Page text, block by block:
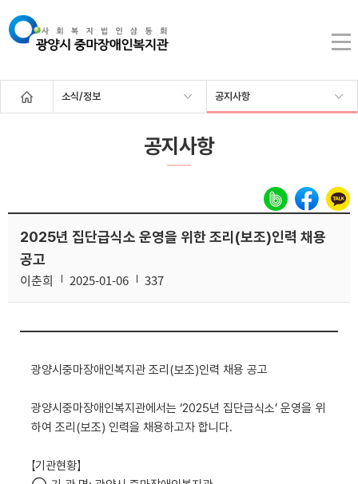
소식/정보 공지사항
공지사항
2025년 집단급식소 운영을 위한 조리(보조)인력 채용
공고
이춘희 2025-01-06 337
광양시중마장애인복지관 조리 (보조)인력 채용 공고
광양시중마장애인복지관에서는‘2025년 집단급식소’운영을 위
하여 조리(보조) 인력을 채용하고자 합니다.
【기관현황】